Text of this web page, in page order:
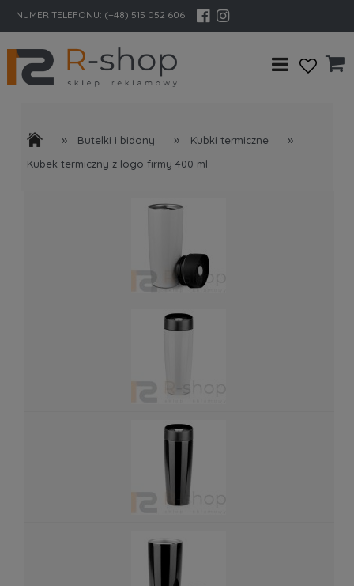
NUMER TELEFONU: (+48) 515 052 606
» Butelki i bidony » Kubki termiczne »
Kubek termiczny z logo firmy 400 ml